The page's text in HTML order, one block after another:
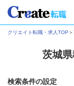
クリエイト転職・求人TOP ＞
茨城
検索条件の設定